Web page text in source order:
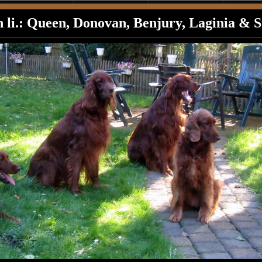
li.: Queen, Donovan, Benjury, Laginia &